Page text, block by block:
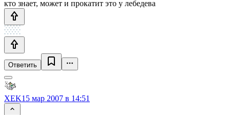
кто знает, может и прокатит это у лебедева
Ответить
XEK15 мар 2007 в 14:51